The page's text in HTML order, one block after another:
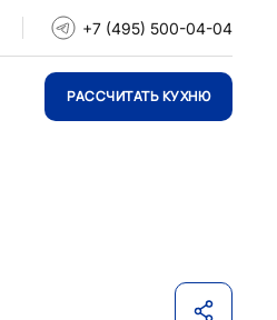
+7 (495) 500-04-04
РАССЧИТАТЬ КУХНЮ